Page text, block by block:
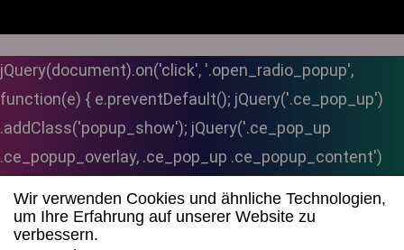
Wir verwenden Cookies und ähnliche Technologien,
um Ihre Erfahrung auf unserer Website zu
verbessern.
jQuery(document).on('click', '.open_radio_popup',
function(e) { e.preventDefault(); jQuery('.ce_pop_up')
.addClass('popup_show'); jQuery('.ce_pop_up
.ce_popup_overlay, .ce_pop_up .ce_popup_content')
jQuery(document).on('click', '.ce_pop_up .popup_close',
function() { jQuery('.ce_pop_up .ce_popup_overlay,